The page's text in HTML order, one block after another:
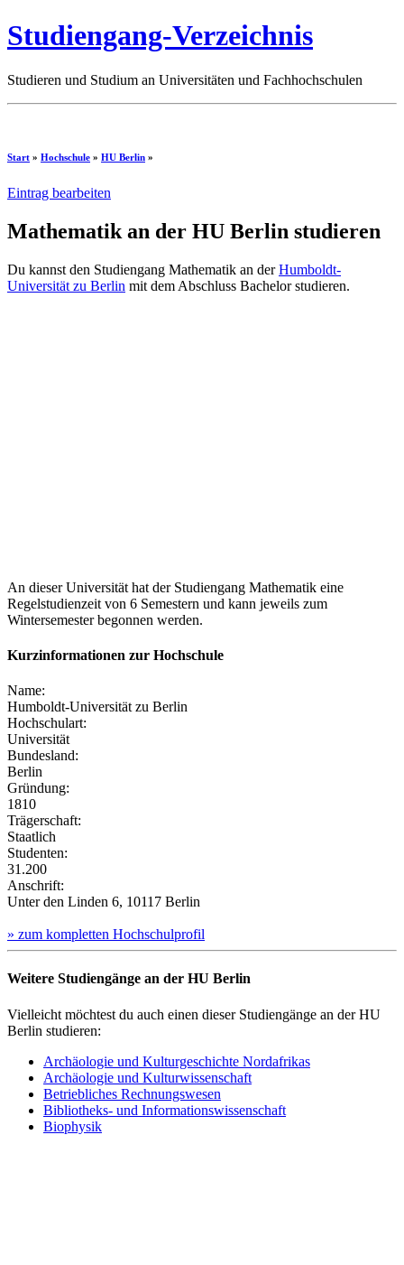
Studiengang-Verzeichnis
Studieren und Studium an Universitäten und Fachhochschulen
Start » Hochschule » HU Berlin »
Eintrag bearbeiten
Mathematik an der HU Berlin studieren
Du kannst den Studiengang Mathematik an derHumboldt-
Universität zu Berlin mit dem Abschluss Bachelor studieren.
An dieser Universität hat der Studiengang Mathematik eine
Regelstudienzeit von 6 Semestern und kann jeweils zum
Wintersemester begonnen werden.
Kurzinformationen zur Hochschule
Name:
Humboldt-Universität zu Berlin
Hochschulart:
Universität
Bundesland:
Berlin
Gründung:
1810
Trägerschaft:
Staatlich
Studenten:
31.200
Anschrift:
Unter den Linden 6, 10117 Berlin
» zum kompletten Hochschulprofil
Weitere Studiengänge an der HU Berlin
Vielleicht möchtest du auch einen dieser Studiengänge an der HU
Berlin studieren:
Archäologie und Kulturgeschichte Nordafrikas
Archäologie und Kulturwissenschaft
Betriebliches Rechnungswesen
Bibliotheks- und Informationswissenschaft
Biophysik